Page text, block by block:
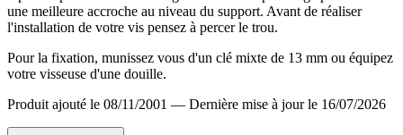
une meilleure accroche au niveau du support. Avant de réaliser
l'installation de votre vis pensez à percer le trou.
Pour la fixation, munissez vous d'un clé mixte de 13 mm ou équipez
votre visseuse d'une douille.
Produit ajouté le 08/11/2001 — Dernière mise à jour le 16/07/2026